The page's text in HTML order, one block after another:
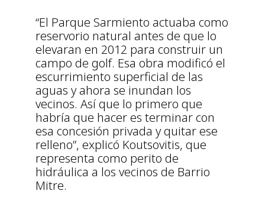
“El Parque Sarmiento actuaba como
reservorio natural antes de que lo
elevaran en 2012 para construir un
campo de golf. Esa obra modificó el
escurrimiento superficial de las
aguas y ahora se inundan los
vecinos. Así que lo primero que
habría que hacer es terminar con
esa concesión privada y quitar ese
relleno”, explicó Koutsovitis, que
representa como perito de
hidráulica a los vecinos de Barrio
Mitre.